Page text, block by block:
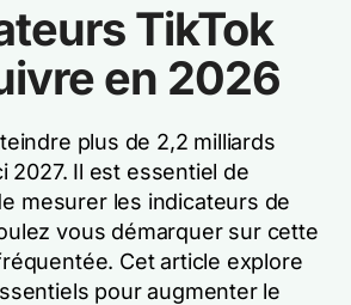
TikTok
en 2026
plus de 2,2 milliards
2027. Il est essentiel de
mesurer les indicateurs de
vous démarquer sur cette
Cet article explore
pour augmenter le